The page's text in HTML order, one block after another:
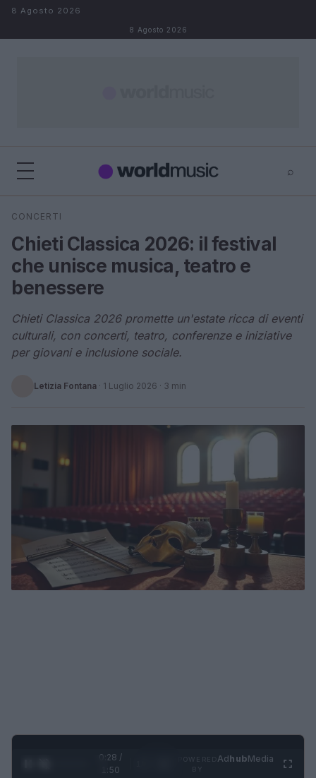
Salta al contenuto
8 Agosto 2026
8 Agosto 2026
⌕
Cerca
CONCERTI
Chieti Classica 2026: il festival
che unisce musica, teatro e
benessere
Chieti Classica 2026 promette un'estate ricca di eventi
culturali, con concerti, teatro, conferenze e iniziative
per giovani e inclusione sociale.
Letizia Fontana · 1 Luglio 2026 · 3 min
0:28 /
1:50
AdhubMedia